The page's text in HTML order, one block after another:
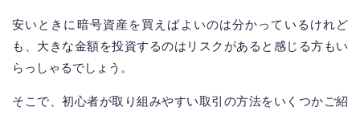
安いときに暗号資産を買えばよいのは分かっているけれど
も、大きな金額を投資するのはリスクがあると感じる方もい
らっしゃるでしょう。
そこで、初心者が取り組みやすい取引の方法をいくつかご紹